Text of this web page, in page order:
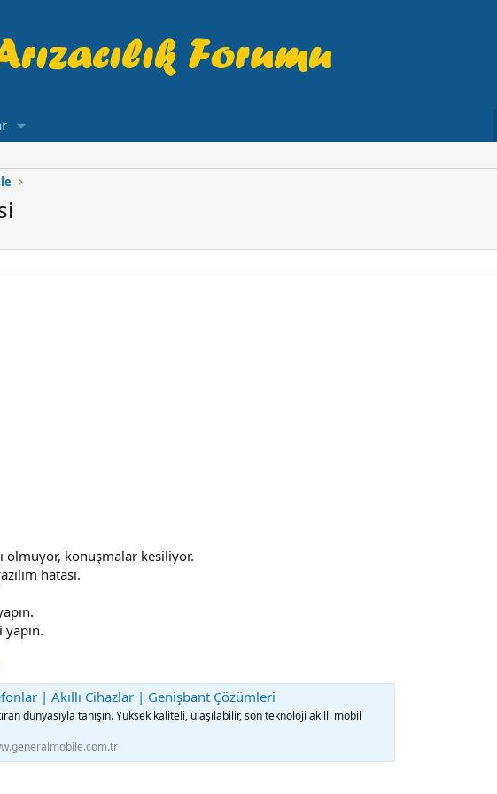
olmuyor, konuşmalar kesiliyor.
hatası.
yapın.
| Akıllı Cihazlar | Genişbant Çözümleri
dünyasıyla tanışın. Yüksek kaliteli, ulaşılabilir, son teknoloji akıllı mobil